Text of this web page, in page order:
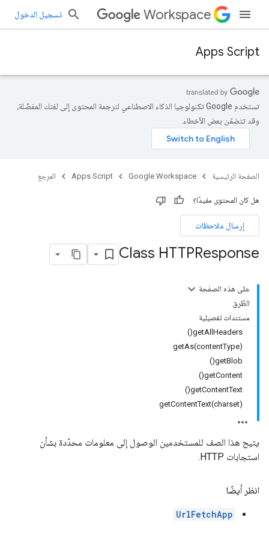
Workspace تسجيل الدخول
Apps Script
تستخدم Google تكنولوجيا الذكاء الاصطناعي لترجمة المحتوى إلى لغتك المفضّلة،
وقد تتضمّن بعض الأخطاء.
الصفحة الرئيسية Google Workspace
Apps Script المرجع
هل كان المحتوى مفيدًا؟
إرسال ملاحظات
Class HTTPResponse
على هذه الصفحة
الطُرق
مستندات تفصيلية
getAllHeaders()
getAs(contentType)
getBlob()
getContent()
getContentText()
getContentText(charset)
يتيح هذا الصف للمستخدمين الوصول إلى معلومات محدّدة بشأن
استجابات HTTP.
انظر أيضًا
UrlFetchApp